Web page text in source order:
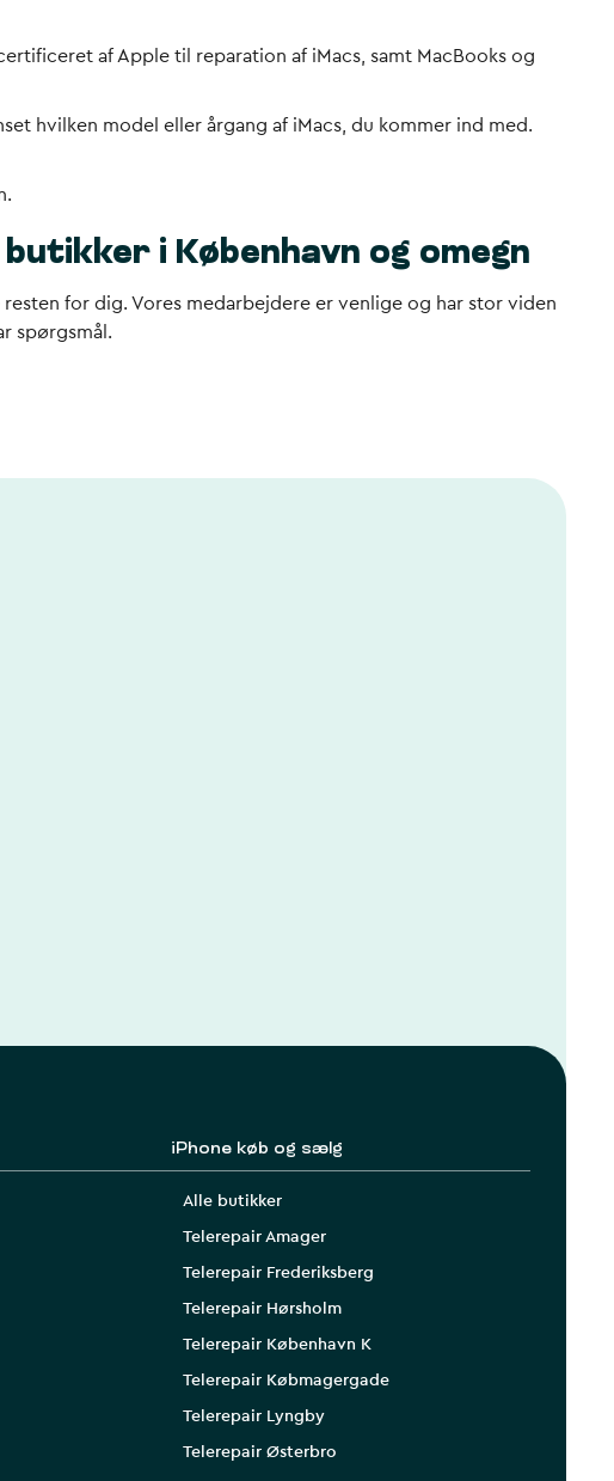
af Apple til reparation af iMacs, samt MacBooks og
hvilken model eller årgang af iMacs, du kommer ind med.
i København og omegn
for dig. Vores medarbejdere er venlige og har stor viden
spørgsmål.
iPhone køb og sælg
Alle butikker
Telerepair Amager
Telerepair Frederiksberg
Telerepair Hørsholm
Telerepair København K
Telerepair Købmagergade
Telerepair Lyngby
Telerepair Østerbro